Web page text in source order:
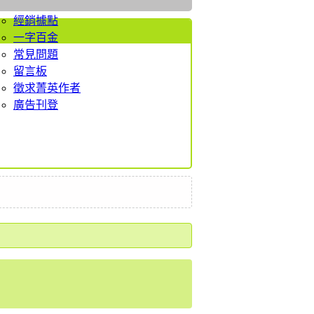
經銷據點
一字百金
常見問題
留言板
徵求菁英作者
廣告刊登